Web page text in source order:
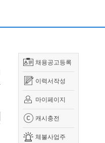
채용공고등록
이력서작성
마이페이지
캐시충전
체불사업주